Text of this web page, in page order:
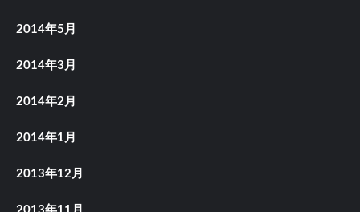
2014年5月
2014年3月
2014年2月
2014年1月
2013年12月